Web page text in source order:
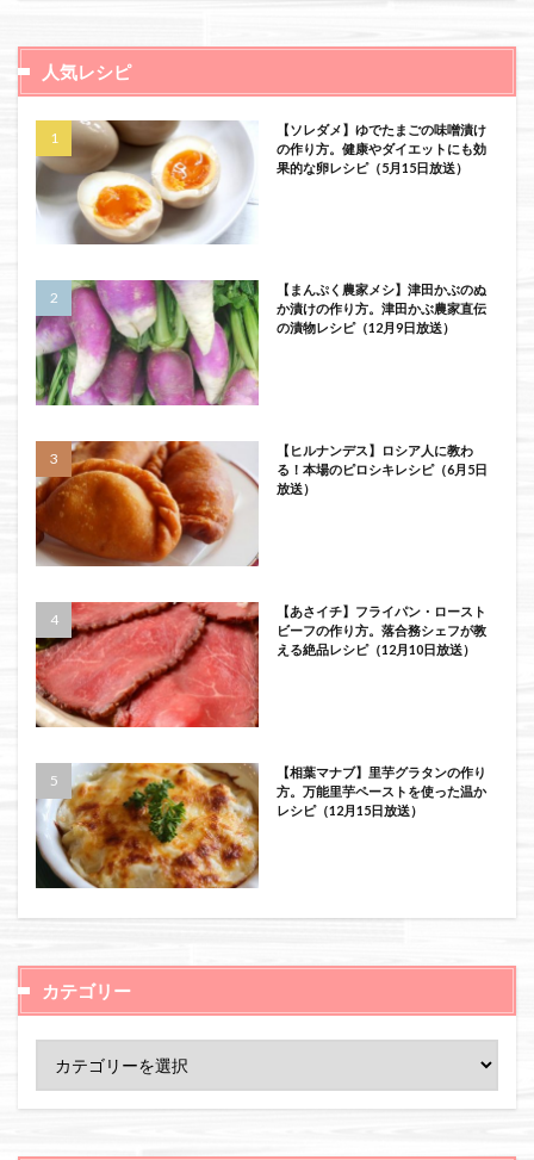
人気レシピ
【ソレダメ】ゆでたまごの味噌漬け
の作り方。健康やダイエットにも効
果的な卵レシピ（5月15日放送）
【まんぷく農家メシ】津田かぶのぬ
か漬けの作り方。津田かぶ農家直伝
の漬物レシピ（12月9日放送）
【ヒルナンデス】ロシア人に教わ
る！本場のピロシキレシピ（6月5日
放送）
【あさイチ】フライパン・ロースト
ビーフの作り方。落合務シェフが教
える絶品レシピ（12月10日放送）
【相葉マナブ】里芋グラタンの作り
方。万能里芋ペーストを使った温か
レシピ（12月15日放送）
カテゴリー